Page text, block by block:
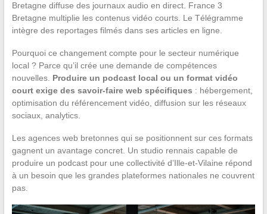
Bretagne diffuse des journaux audio en direct. France 3
Bretagne multiplie les contenus vidéo courts. Le Télégramme
intègre des reportages filmés dans ses articles en ligne.
Pourquoi ce changement compte pour le secteur numérique
local ? Parce qu’il crée une demande de compétences
nouvelles. Produire un podcast local ou un format vidéo
court exige des savoir-faire web spécifiques : hébergement,
optimisation du référencement vidéo, diffusion sur les réseaux
sociaux, analytics.
Les agences web bretonnes qui se positionnent sur ces formats
gagnent un avantage concret. Un studio rennais capable de
produire un podcast pour une collectivité d’Ille-et-Vilaine répond
à un besoin que les grandes plateformes nationales ne couvrent
pas.